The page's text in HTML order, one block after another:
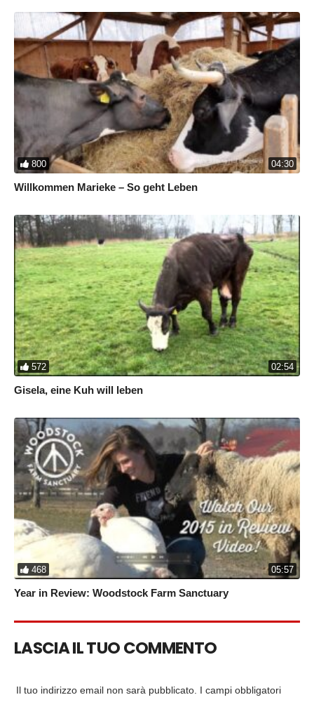
800 04:30
Willkommen Marieke – So geht Leben
572 02:54
Gisela, eine Kuh will leben
468 05:57
Year in Review: Woodstock Farm Sanctuary
LASCIA IL TUO COMMENTO
Il tuo indirizzo email non sarà pubblicato. I campi obbligatori